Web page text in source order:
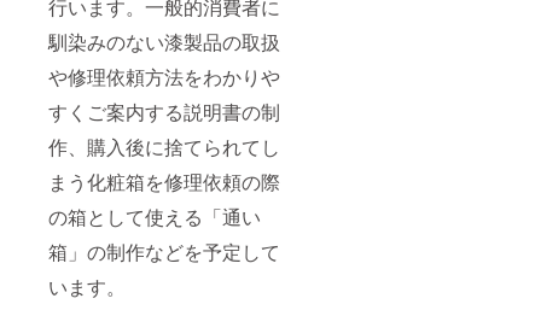
行います。一般的消費者に
馴染みのない漆製品の取扱
や修理依頼方法をわかりや
すくご案内する説明書の制
作、購入後に捨てられてし
まう化粧箱を修理依頼の際
の箱として使える「通い
箱」の制作などを予定して
います。